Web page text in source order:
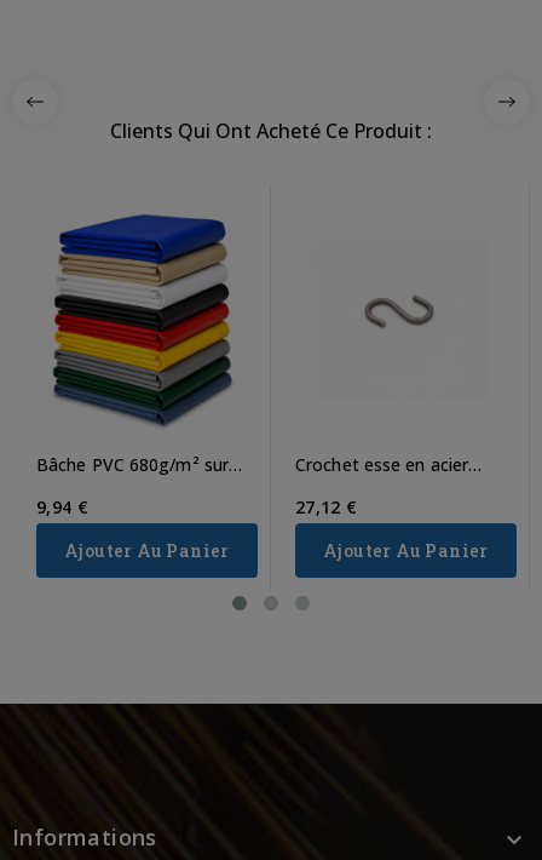
Clients Qui Ont Acheté Ce Produit :
Bâche PVC 680g/m² sur
9,94 €
Ajouter Au Panier
Crochet esse en acier
27,12 €
Ajouter Au Panier
Informations 